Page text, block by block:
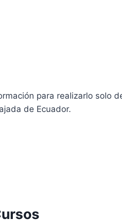
para realizarlo solo
de Ecuador.